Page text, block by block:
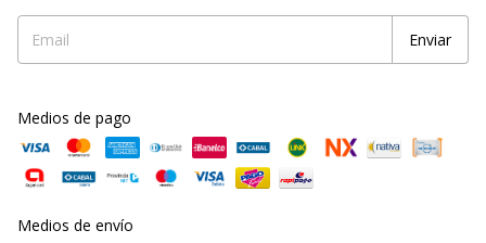
Medios de pago
Medios de envío